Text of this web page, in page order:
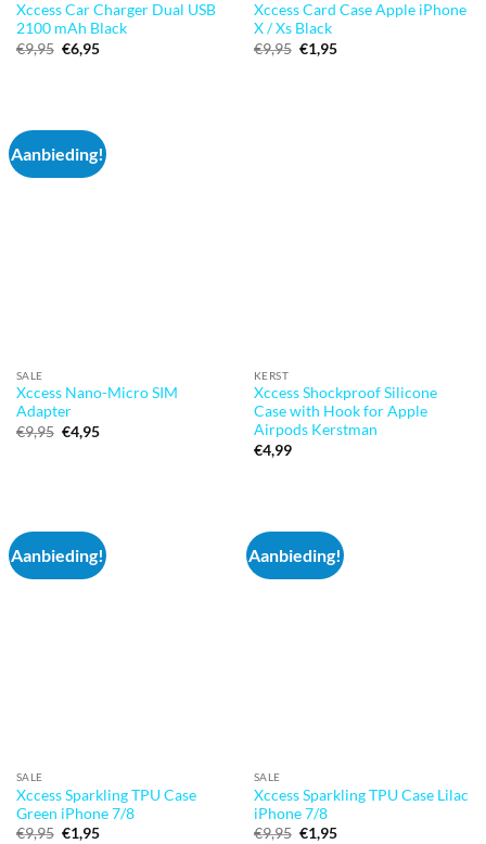
Xccess Car Charger Dual USB
2100 mAh Black
€9,95 Oorspronkelijke
prijs
€6,95Huidige
Xccess Card Case Apple iPhone
X / Xs Black
€9,95 Oorspronkelijke
prijs
€1,95Huidige
Aanbieding!
SALE
Xccess Nano-Micro SIM
Adapter
€9,95 Oorspronkelijke
prijs
€4,95Huidige
KERST
Xccess Shockproof Silicone
Case with Hook for Apple
Airpods Kerstman
€4,99
Aanbieding!
SALE
Xccess Sparkling TPU Case
Green iPhone 7/8
€9,95 Oorspronkelijke
€1,95Huidige
Aanbieding!
SALE
Xccess Sparkling TPU Case Lilac
iPhone 7/8
€9,95 Oorspronkelijke
€1,95Huidige